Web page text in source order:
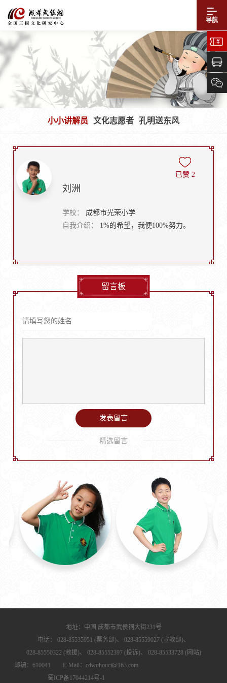
导航
小小讲解员 文化志愿者 孔明送东风
刘洲
学校： 成都市光荣小学
自我介绍： 1%的希望，我便100%努力。
已赞 2
留言板
发表留言
精选留言
地址：中国.成都市武侯祠大街231号
电话：
028-85535951 (票务部)、
028-85559027 (宣教部)、
028-85550322 (救援)、
028-85552397 (投诉)、
028-85533728 (网站)
邮编：610041 E-Mail：cdwuhouci@163.com
蜀ICP备17044214号-1